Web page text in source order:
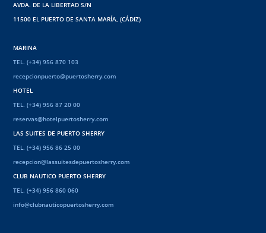
AVDA. DE LA LIBERTAD S/N
11500 EL PUERTO DE SANTA MARÍA, (CÁDIZ)
MARINA
TEL. (+34) 956 870 103
recepcionpuerto@puertosherry.com
HOTEL
TEL. (+34) 956 87 20 00
reservas@hotelpuertosherry.com
LAS SUITES DE PUERTO SHERRY
TEL. (+34) 956 86 25 00
recepcion@lassuitesdepuertosherry.com
CLUB NAUTICO PUERTO SHERRY
TEL. (+34) 956 860 060
info@clubnauticopuertosherry.com